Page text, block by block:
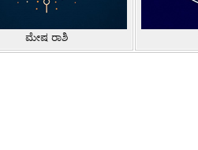
ಮೇಷ ರಾಶಿ